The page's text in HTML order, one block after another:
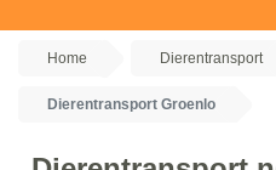
Home Dierentransport
Dierentransport Groenlo